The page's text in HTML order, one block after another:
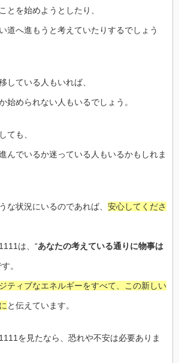
とを始めようとしたり、
道へ進もうと考えていたりするでしょう
している人もいれば、
始められない人もいるでしょう。
ても、
んでいるか迷っている人もいるかもしれま
な状況にいるのであれば、 安心してくださ
は、“あなたの考えている通りに物事は
。
ティブなエネルギーをすべて、この新しい
と伝えています。
を見たなら、恐れや不安は必要ありま